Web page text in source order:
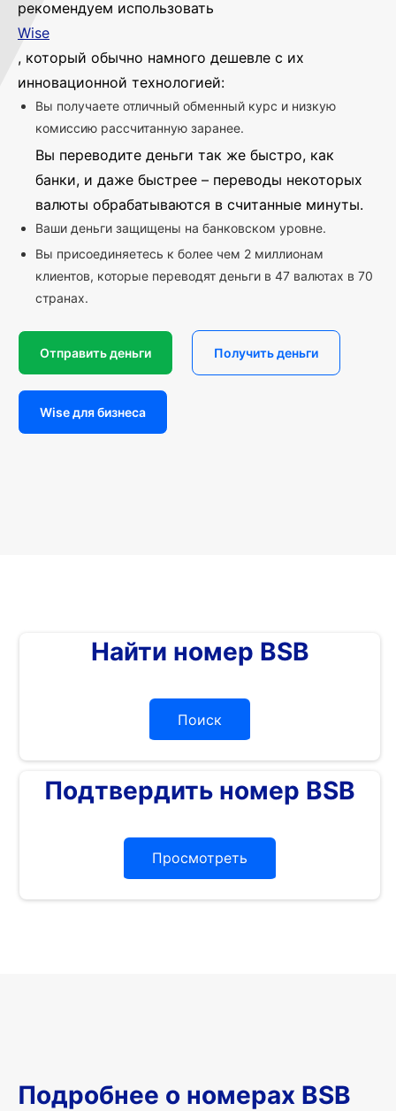
рекомендуем использовать
Wise
, который обычно намного дешевле с их
инновационной технологией:
Вы получаете отличный обменный курс и низкую
комиссию рассчитанную заранее.
Вы переводите деньги так же быстро, как
банки, и даже быстрее – переводы некоторых
валюты обрабатываются в считанные минуты.
Ваши деньги защищены на банковском уровне.
Вы присоединяетесь к более чем 2 миллионам
клиентов, которые переводят деньги в 47 валютах в 70
странах.
Отправить деньги Получить деньги
Wise для бизнеса
Найти номер BSB
Поиск
Подтвердить номер BSB
Просмотреть
Подробнее о номерах BSB